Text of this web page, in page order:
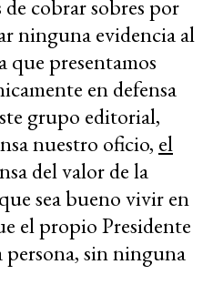
de cobrar sobres por
ninguna evidencia al
que presentamos
en defensa
grupo editorial,
nuestro oficio, el
del valor de la
sea bueno vivir en
el propio Presidente
persona, sin ninguna